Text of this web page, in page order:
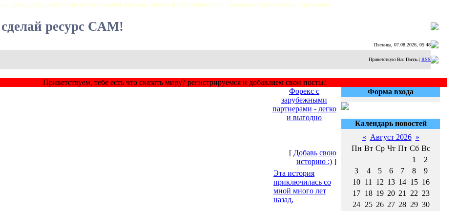
анекдоты, истории из реальной жизни, лента фотоприколов, смешные рассказы, гороскоп
ресурс САМ!
Пятница, 07.08.2026, 05:48
Приветствую Вас Гость | RSS
Приветствуем, тебе есть что сказать миру? регистрируемся и добавляем свои посты!
Форекс с
зарубежными
партнерами - легко
и выгодно
[ Добавь свою
историю :) ]
Эта история
приключилась со
мной много лет
назад,
Форма входа
Календарь новостей
« Август 2026 »
Пн Вт Ср Чт Пт Сб Вс
1
2
3
4 5 6 7 8
9
10 11 12 13 14 15 16
17 18 19 20 21 22 23
24 25 26 27 28 29 30